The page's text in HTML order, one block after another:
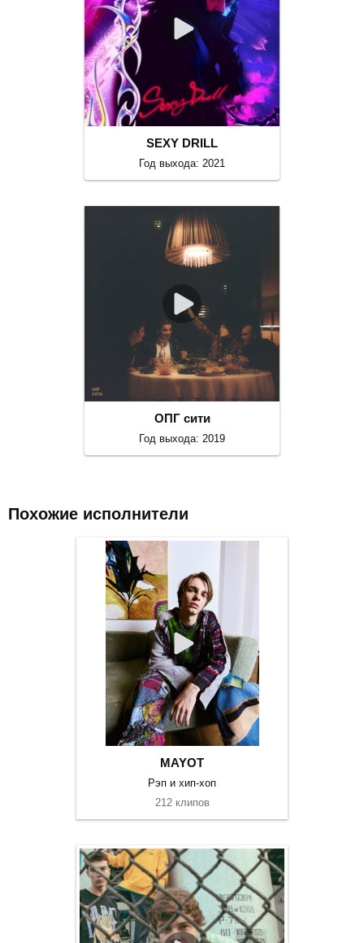
SEXY DRILL
Год выхода: 2021
ОПГ сити
Год выхода: 2019
Похожие исполнители
MAYOT
Рэп и хип-хоп
212 клипов